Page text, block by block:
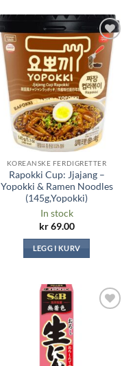
Legg til i
ønskeliste
KOREANSKE FERDIGRETTER
Rapokki Cup: Jjajang –
Yopokki & Ramen Noodles
(145g,Yopokki)
In stock
kr69.00
LEGG I KURV